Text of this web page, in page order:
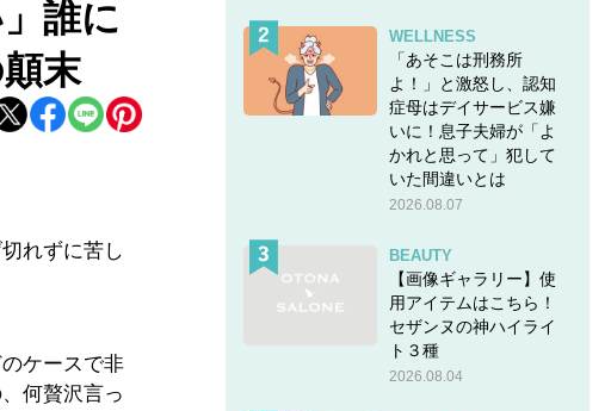
誰に
末
れずに苦し
ケースで非
何贅沢言っ
WELLNESS
「あそこは刑務所
よ！」と激怒し、認知
症母はデイサービス嫌
いに！息子夫婦が「よ
かれと思って」犯して
いた間違いとは
2026.08.07
BEAUTY
【画像ギャラリー】使
用アイテムはこちら！
セザンヌの神ハイライ
ト３種
2026.08.04